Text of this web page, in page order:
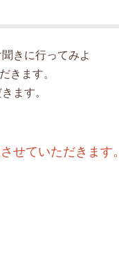
きに行ってみよ
きます。
ます。
せていただきます。